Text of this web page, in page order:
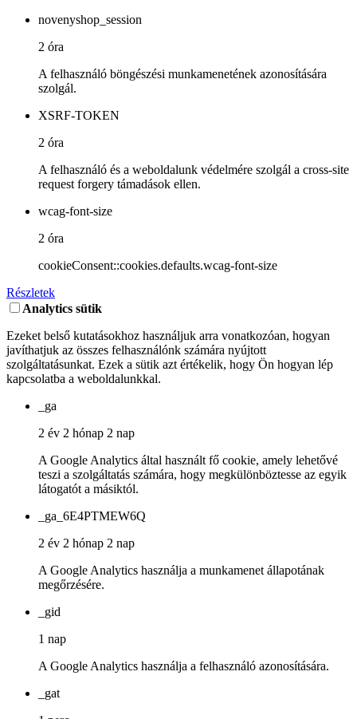
novenyshop_session
2 óra
A felhasználó böngészési munkamenetének azonosítására
szolgál.
XSRF-TOKEN
2 óra
A felhasználó és a weboldalunk védelmére szolgál a cross-site
request forgery támadások ellen.
wcag-font-size
2 óra
cookieConsent::cookies.defaults.wcag-font-size
Részletek
Analytics sütik
Ezeket belső kutatásokhoz használjuk arra vonatkozóan, hogyan
javíthatjuk az összes felhasználónk számára nyújtott
szolgáltatásunkat. Ezek a sütik azt értékelik, hogy Ön hogyan lép
kapcsolatba a weboldalunkkal.
_ga
2 év 2 hónap 2 nap
A Google Analytics által használt fő cookie, amely lehetővé
teszi a szolgáltatás számára, hogy megkülönböztesse az egyik
látogatót a másiktól.
_ga_6E4PTMEW6Q
2 év 2 hónap 2 nap
A Google Analytics használja a munkamenet állapotának
megőrzésére.
_gid
1 nap
A Google Analytics használja a felhasználó azonosítására.
_gat